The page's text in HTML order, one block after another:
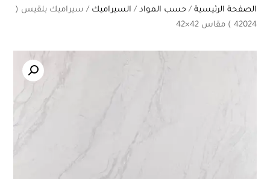
الصفحة الرئيسية /حسب المواد / السيراميك / سيراميك بلقيس (
42024 ) مقاس 42×42